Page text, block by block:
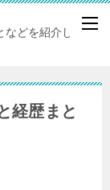
などを紹介してい
経歴まと